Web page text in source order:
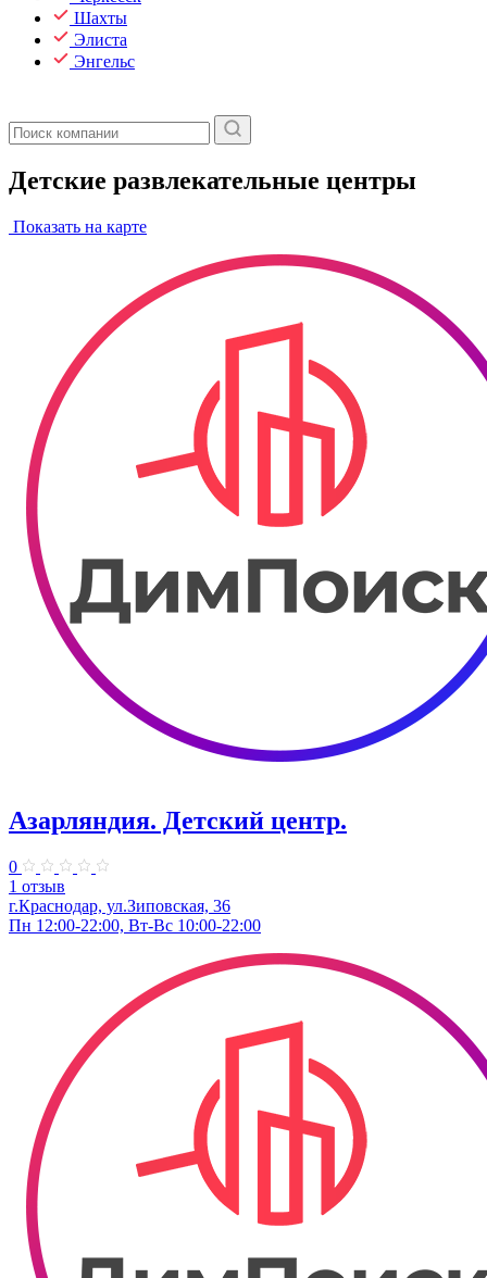
Шахты
Элиста
Энгельс
Детские развлекательные центры
Показать на карте
Азарляндия. ​Детский центр.
0
1 отзыв
г.Краснодар, ул.Зиповская, 36
Пн 12:00-22:00, Вт-Вс 10:00-22:00